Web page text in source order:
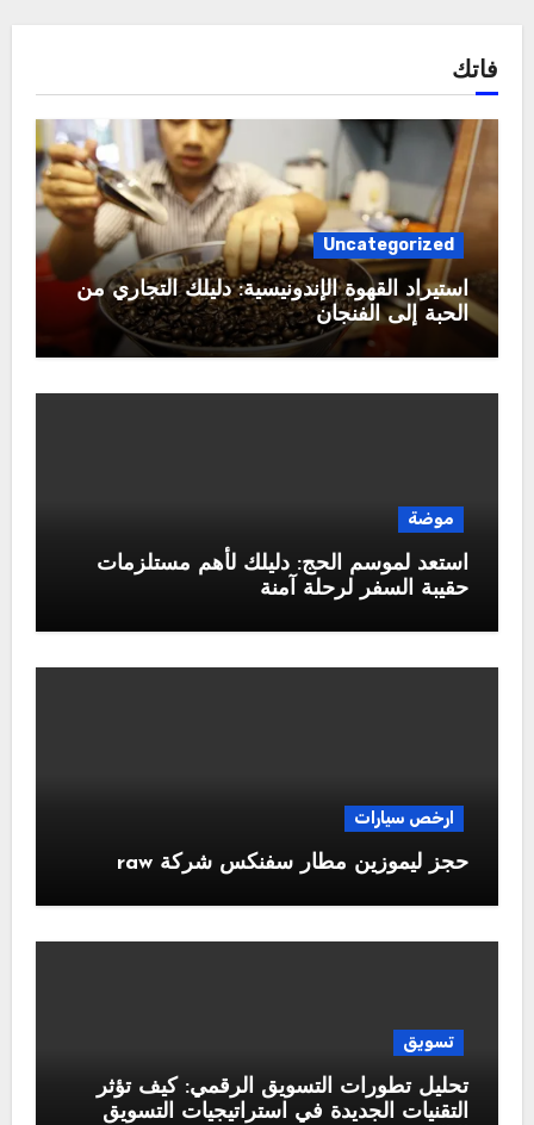
فاتك
Uncategorized
استيراد القهوة الإندونيسية: دليلك التجاري من
الحبة إلى الفنجان
موضة
استعد لموسم الحج: دليلك لأهم مستلزمات
حقيبة السفر لرحلة آمنة
ارخص سيارات
حجز ليموزين مطار سفنكس شركة raw
تسويق
تحليل تطورات التسويق الرقمي: كيف تؤثر
التقنيات الجديدة في استراتيجيات التسويق